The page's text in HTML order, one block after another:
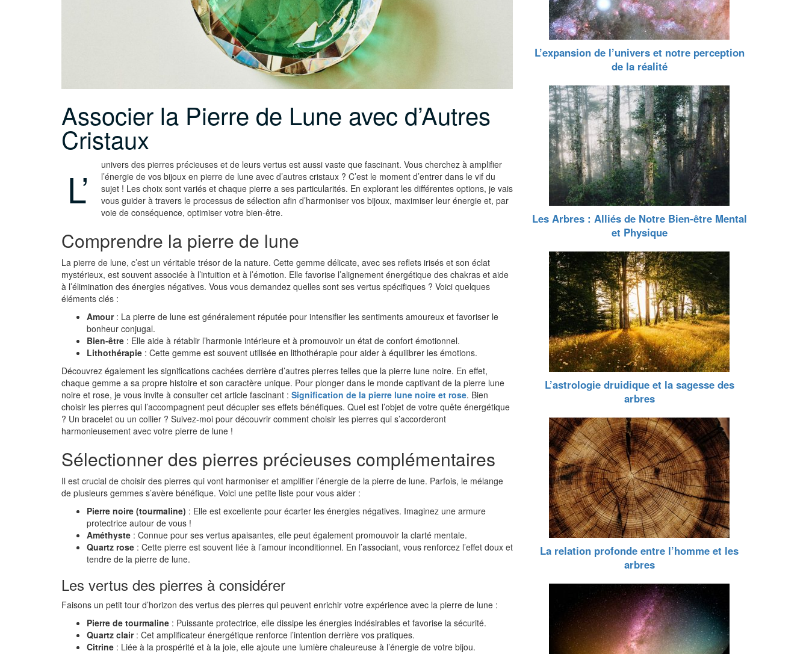
Associer la Pierre de Lune avec d’Autres
Cristaux
L’
univers des pierres précieuses et de leurs vertus est aussi vaste que fascinant. Vous cherchez à amplifier
l’énergie de vos bijoux en pierre de lune avec d’autres cristaux ? C’est le moment d’entrer dans le vif du
sujet ! Les choix sont variés et chaque pierre a ses particularités. En explorant les différentes options, je vais
vous guider à travers le processus de sélection afin d’harmoniser vos bijoux, maximiser leur énergie et, par
voie de conséquence, optimiser votre bien-être.
Comprendre la pierre de lune
La pierre de lune, c’est un véritable trésor de la nature. Cette gemme délicate, avec ses reflets irisés et son éclat
mystérieux, est souvent associée à l’intuition et à l’émotion. Elle favorise l’alignement énergétique des chakras et aide
à l’élimination des énergies négatives. Vous vous demandez quelles sont ses vertus spécifiques ? Voici quelques
éléments clés :
Amour: La pierre de lune est généralement réputée pour intensifier les sentiments amoureux et favoriser le
bonheur conjugal.
Bien-être : Elle aide à rétablir l’harmonie intérieure et à promouvoir un état de confort émotionnel.
Lithothérapie : Cette gemme est souvent utilisée en lithothérapie pour aider à équilibrer les émotions.
Découvrez également les significations cachées derrière d’autres pierres telles que la pierre lune noire. En effet,
chaque gemme a sa propre histoire et son caractère unique. Pour plonger dans le monde captivant de la pierre lune
noire et rose, je vous invite à consulter cet article fascinant : Signification de la pierre lune noire et rose. Bien
choisir les pierres qui l’accompagnent peut décupler ses effets bénéfiques. Quel est l’objet de votre quête énergétique
? Un bracelet ou un collier ? Suivez-moi pour découvrir comment choisir les pierres qui s’accorderont
harmonieusement avec votre pierre de lune !
Sélectionner des pierres précieuses complémentaires
Il est crucial de choisir des pierres qui vont harmoniser et amplifier l’énergie de la pierre de lune. Parfois, le mélange
de plusieurs gemmes s’avère bénéfique. Voici une petite liste pour vous aider :
Pierre noire (tourmaline) : Elle est excellente pour écarter les énergies négatives. Imaginez une armure
protectrice autour de vous !
Améthyste : Connue pour ses vertus apaisantes, elle peut également promouvoir la clarté mentale.
Quartz rose : Cette pierre est souvent liée à l’amour inconditionnel. En l’associant, vous renforcez l’effet doux et
tendre de la pierre de lune.
Les vertus des pierres à considérer
Faisons un petit tour d’horizon des vertus des pierres qui peuvent enrichir votre expérience avec la pierre de lune :
Pierre de tourmaline : Puissante protectrice, elle dissipe les énergies indésirables et favorise la sécurité.
Quartz clair: Cet amplificateur énergétique renforce l’intention derrière vos pratiques.
Citrine : Liée à la prospérité et à la joie, elle ajoute une lumière chaleureuse à l’énergie de votre bijou.
L’expansion de l’univers et notre perception
de la réalité
Les Arbres : Alliés de Notre Bien-être Mental
et Physique
L’astrologie druidique et la sagesse des
arbres
La relation profonde entre l’homme et les
arbres